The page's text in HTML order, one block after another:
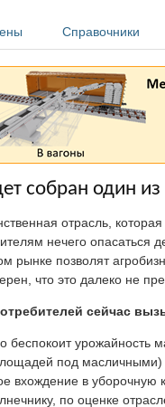
Справочники
собран один
отрасль,
нечего опасаться
рынке позволят
что это далеко не
сейчас
беспокоит урожайность
под
вхождение в уборочную
по оценке